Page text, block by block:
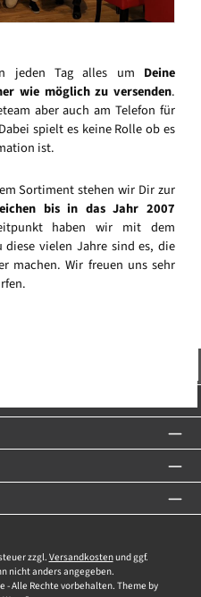
jeden Tag alles um Deine
wie möglich zu versenden.
aber auch am Telefon für
spielt es keine Rolle ob es
ist.
Sortiment stehen wir Dir zur
bis in das Jahr 2007
haben wir mit dem
diese vielen Jahre sind es, die
machen. Wir freuen uns sehr
zzgl. Versandkostenund ggf.
nicht anders angegeben.
Alle Rechte vorbehalten. Theme by